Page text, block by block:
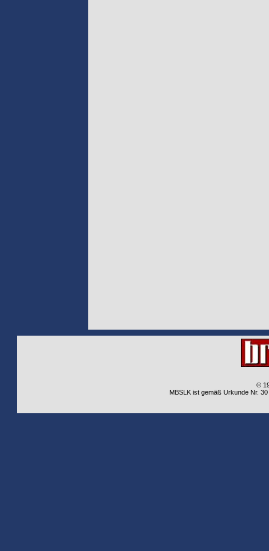
©
MBSLK ist gemäß Urkunde Nr.